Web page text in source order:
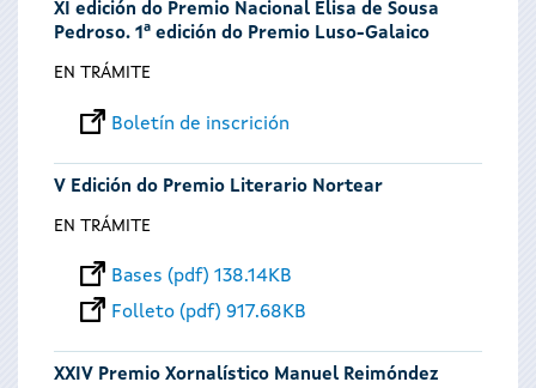
aquíXI edición do Premio Nacional Elisa de Sousa
Pedroso. 1ª edición do Premio Luso-Galaico
EN TRÁMITE
Boletín de inscrición
V Edición do Premio Literario Nortear
EN TRÁMITE
Bases (pdf) 138.14KB
Folleto (pdf) 917.68KB
XXIV Premio Xornalístico Manuel Reimóndez